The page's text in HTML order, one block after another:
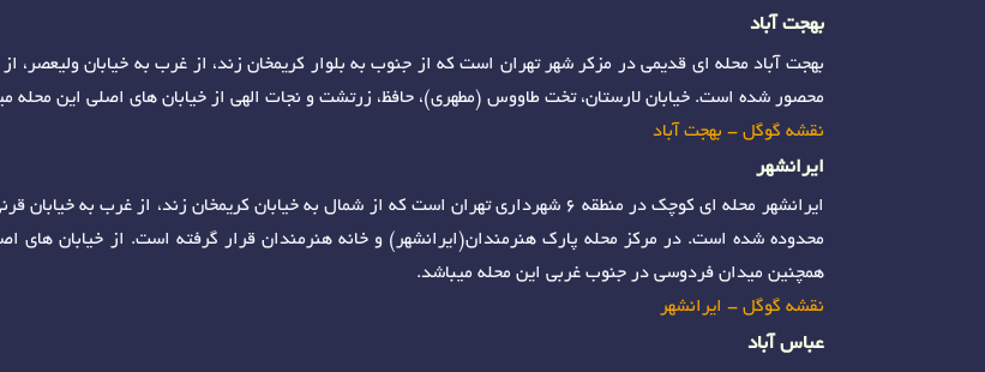
بهجت آباد
بهجت آباد محله ای قدیمی در مزکر شهر تهران است که از جنوب به بلوار کریمخان زند، از غرب به خیابان ولیعصر،
محصور شده است. خیابان لارستان، تخت طاووس (مطهری)، حافظ، زرتشت و نجات الهی از خیابان های اصلی این محله
نقشه گوگل - بهجت آباد
ایرانشهر
ایرانشهر محله ای کوچک در منطقه 6 شهرداری تهران است که از شمال به خیابان کریمخان زند، از
محدوده شده است. در مرکز محله پارک هنرمندان(ایرانشهر) و خانه هنرمندان قرار گرفته است. از خیابان های
همچنین میدان فردوسی در جنوب غربی این محله میباشد.
نقشه گوگل - ایرانشهر
عباس آباد